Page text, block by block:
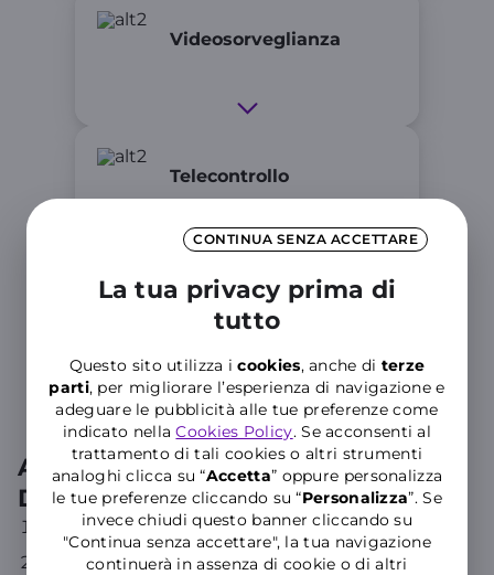
CONTINUA SENZA ACCETTARE
La tua privacy prima di
tutto
Questo sito utilizza icookies, anche di terze
parti, per migliorare l’esperienza di navigazione e
adeguare le pubblicità alle tue preferenze come
indicato nellaCookies Policy. Se acconsenti al
trattamento di tali cookies o altri strumenti
analoghi clicca su “Accetta” oppure personalizza
le tue preferenze cliccando su “Personalizza”. Se
invece chiudi questo banner cliccando su
"Continua senza accettare", la tua navigazione
continuerà in assenza di cookie o di altri
Videosorveglianza
Telecontrollo
Domotica
Attiva il servizio DNS
Dinamico seguendo questi 5 passi:
Richiedi il servizio DNS Dinamico in negozio
Ricevi l’email di conferma di attivazione servizio